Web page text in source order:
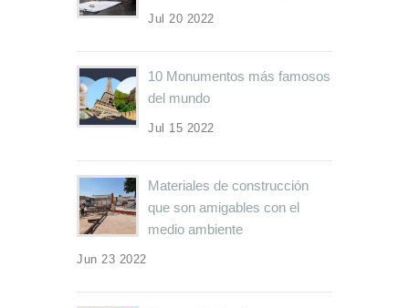
Jul 20 2022
10 Monumentos más famosos
del mundo
Jul 15 2022
Materiales de construcción
que son amigables con el
medio ambiente
Jun 23 2022